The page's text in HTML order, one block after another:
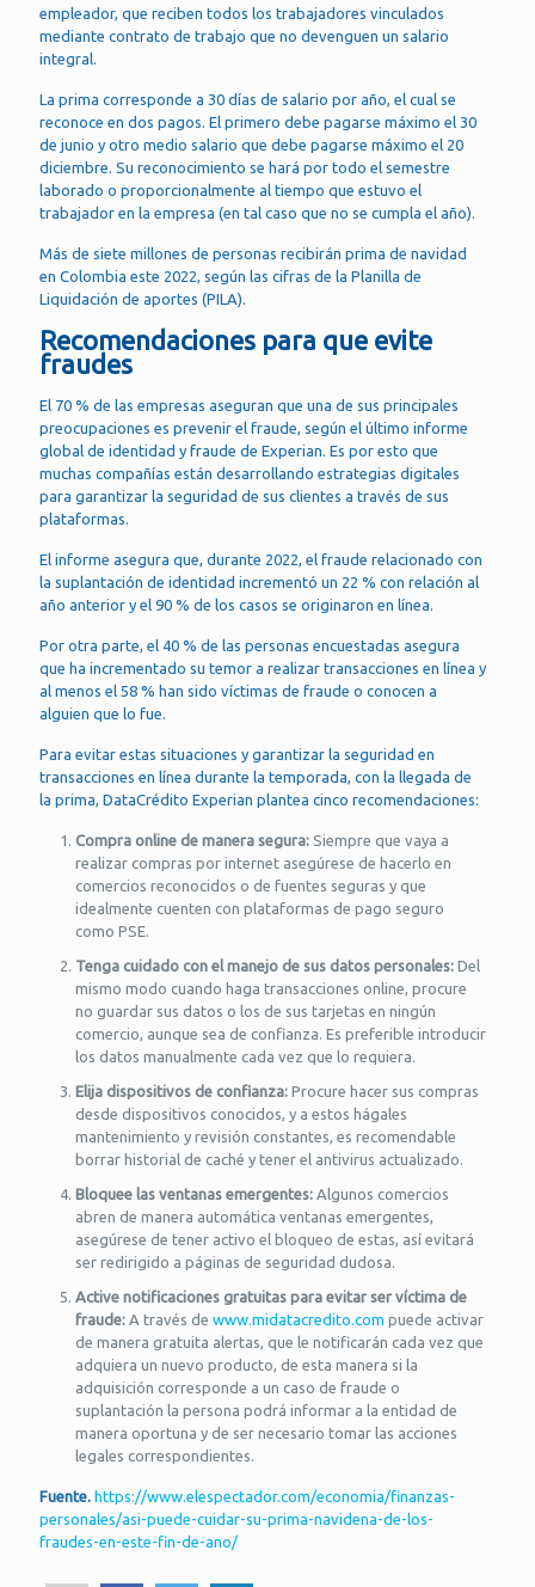
empleador, que reciben todos los trabajadores vinculados
mediante contrato de trabajo que no devenguen un salario
integral.
La prima corresponde a 30 días de salario por año, el cual se
reconoce en dos pagos. El primero debe pagarse máximo el 30
de junio y otro medio salario que debe pagarse máximo el 20
diciembre. Su reconocimiento se hará por todo el semestre
laborado o proporcionalmente al tiempo que estuvo el
trabajador en la empresa (en tal caso que no se cumpla el año).
Más de siete millones de personas recibirán prima de navidad
en Colombia este 2022, según las cifras de la Planilla de
Liquidación de aportes (PILA).
Recomendaciones para que evite
fraudes
El 70 % de las empresas aseguran que una de sus principales
preocupaciones es prevenir el fraude, según el último informe
global de identidad y fraude de Experian. Es por esto que
muchas compañías están desarrollando estrategias digitales
para garantizar la seguridad de sus clientes a través de sus
plataformas.
El informe asegura que, durante 2022, el fraude relacionado con
la suplantación de identidad incrementó un 22 % con relación al
año anterior y el 90 % de los casos se originaron en línea.
Por otra parte, el 40 % de las personas encuestadas asegura
que ha incrementado su temor a realizar transacciones en línea y
al menos el 58 % han sido víctimas de fraude o conocen a
alguien que lo fue.
Para evitar estas situaciones y garantizar la seguridad en
transacciones en línea durante la temporada, con la llegada de
la prima, DataCrédito Experian plantea cinco recomendaciones:
Compra online de manera segura: Siempre que vaya a
realizar compras por internet asegúrese de hacerlo en
comercios reconocidos o de fuentes seguras y que
idealmente cuenten con plataformas de pago seguro
como PSE.
Tenga cuidado con el manejo de sus datos personales: Del
mismo modo cuando haga transacciones online, procure
no guardar sus datos o los de sus tarjetas en ningún
comercio, aunque sea de confianza. Es preferible introducir
los datos manualmente cada vez que lo requiera.
Elija dispositivos de confianza: Procure hacer sus compras
desde dispositivos conocidos, y a estos hágales
mantenimiento y revisión constantes, es recomendable
borrar historial de caché y tener el antivirus actualizado.
Bloquee las ventanas emergentes: Algunos comercios
abren de manera automática ventanas emergentes,
asegúrese de tener activo el bloqueo de estas, así evitará
ser redirigido a páginas de seguridad dudosa.
Active notificaciones gratuitas para evitar ser víctima de
fraude: A través de www.midatacredito.com puede activar
de manera gratuita alertas, que le notificarán cada vez que
adquiera un nuevo producto, de esta manera si la
adquisición corresponde a un caso de fraude o
suplantación la persona podrá informar a la entidad de
manera oportuna y de ser necesario tomar las acciones
legales correspondientes.
Fuente. https://www.elespectador.com/economia/finanzas-
personales/asi-puede-cuidar-su-prima-navidena-de-los-
fraudes-en-este-fin-de-ano/